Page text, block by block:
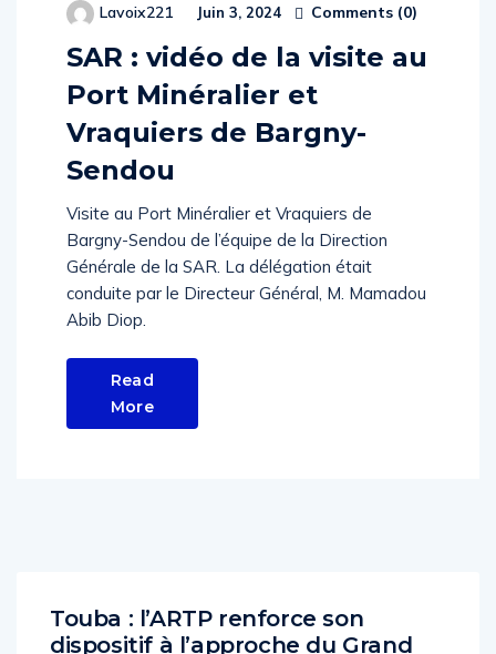
Lavoix221 Juin 3, 2024 Comments (0)
SAR : vidéo de la visite au
Port Minéralier et
Vraquiers de Bargny-
Sendou
Visite au Port Minéralier et Vraquiers de
Bargny-Sendou de l’équipe de la Direction
Générale de la SAR. La délégation était
conduite par le Directeur Général, M. Mamadou
Abib Diop.
Read
More
Touba : l’ARTP renforce son
dispositif à l’approche du Grand